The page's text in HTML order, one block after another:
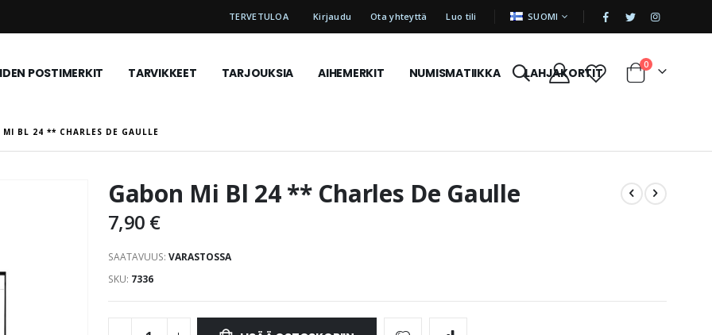
TERVETULOA Kirjaudu Ota yhteyttä Luo tili KIELI SUOMI |
POSTIMERKIT TARVIKKEET TARJOUKSIA AIHEMERKIT NUMISMATIIKKA LAHJAKORTIT Cart
0tuotetta
MI BL 24 ** CHARLES DE GAULLE
Gabon Mi Bl 24 ** Charles De Gaulle
7,90 €
SAATAVUUS: VARASTOSSA
SKU 7336